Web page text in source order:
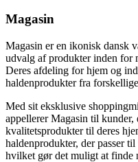
Magasin
Magasin er en ikonisk dansk
udvalg af produkter inden for
Deres afdeling for hjem og
haldenprodukter fra
Med sit eksklusive
appellerer Magasin til kunder,
kvalitetsprodukter til deres
haldenprodukter, der passer
hvilket gør det muligt at finde